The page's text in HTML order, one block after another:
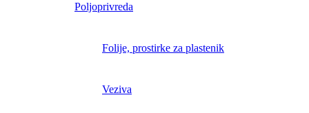
Poljoprivreda
Folije, prostirke za plastenik
Veziva